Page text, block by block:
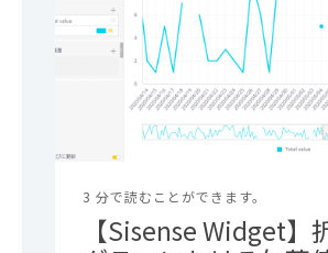
3 分で読むことができます。
【Sisense Widget】